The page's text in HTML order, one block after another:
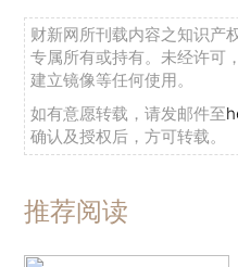
财新网所刊载内容之知识产
专属所有或持有。未经许可
建立镜像等任何使用。
如有意愿转载，请发邮件至
确认及授权后，方可转载。
推荐阅读